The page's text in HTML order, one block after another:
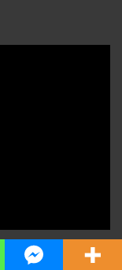
Bashar Al-